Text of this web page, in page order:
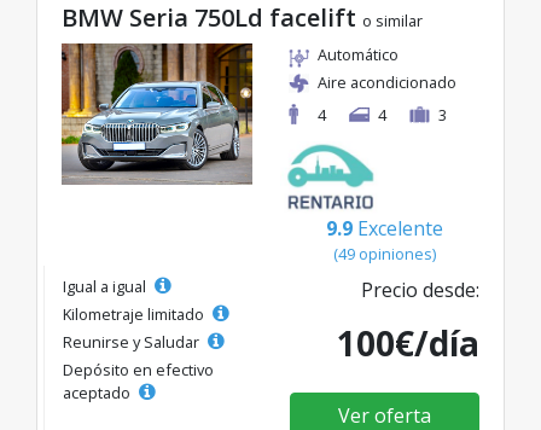
BMW Seria 750Ld facelift o similar
Automático
Aire acondicionado
4
4 3
9.9 Excelente
(49 opiniones)
Igual a igual
Kilometraje limitado
Reunirse y Saludar
Depósito en efectivo
aceptado
Precio desde:
100€/día
Ver oferta